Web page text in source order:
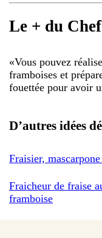
Le + du Chef
«Vous pouvez
framboises et
fouettée pour avoir
D’autres idées
Fraisier,
Fraicheur de fraise
framboise